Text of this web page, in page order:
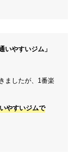
いやすいジム」
ましたが、1番楽
やすいジムで